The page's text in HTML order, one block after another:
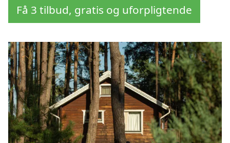
Få 3 tilbud, gratis og uforpligtende